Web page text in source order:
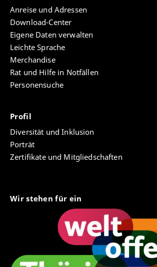
Anreise und Adressen
Download-Center
Eigene Daten verwalten
Leichte Sprache
Merchandise
Rat und Hilfe in Notfällen
Personensuche
Profil
Diversität und Inklusion
Porträt
Zertifikate und Mitgliedschaften
Wir stehen für ein